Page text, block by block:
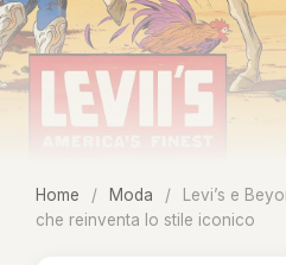
Home / Moda /
Levi’s e
che reinventa lo stile iconico